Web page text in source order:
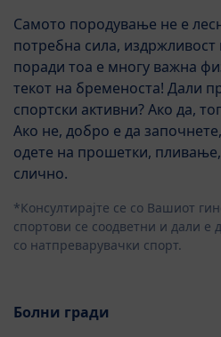
Самото породување не е
потребна сила, издржливост
поради тоа е многу важна
текот на бременоста! Дали
спортски активни? Ако да,
Ако не, добро е да
одете на прошетки, пливање,
слично.
*Консултирајте се со Вашиот
спортови се соодветни и дали е
со натпреварувачки спорт.
Болни гради